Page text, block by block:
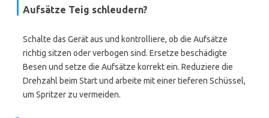
Aufsätze Teig schleudern?
Schalte das Gerät aus und kontrolliere, ob die Aufsätze
richtig sitzen oder verbogen sind. Ersetze beschädigte
Besen und setze die Aufsätze korrekt ein. Reduziere die
Drehzahl beim Start und arbeite mit einer tieferen Schüssel,
um Spritzer zu vermeiden.